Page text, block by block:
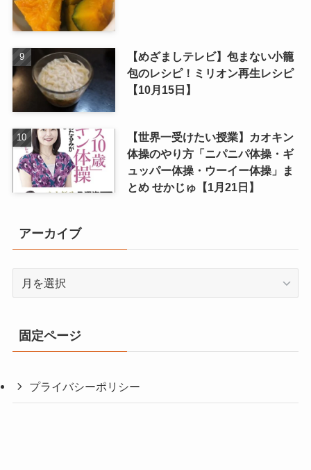
【めざましテレビ】包まない小籠
包のレシピ！ミリオン再生レシピ
【10月15日】
【世界一受けたい授業】カオキン
体操のやり方「ニパニパ体操・ギ
ュッパー体操・ウーイー体操」ま
とめ せかじゅ【1月21日】
アーカイブ
イ
ブ
固定ページ
プライバシーポリシー